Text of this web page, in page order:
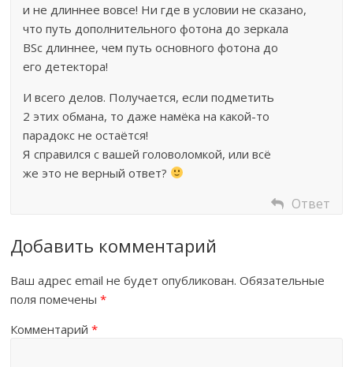
и не длиннее вовсе! Ни где в условии не сказано,
что путь дополнительного фотона до зеркала
BSc длиннее, чем путь основного фотона до
его детектора!
И всего делов. Получается, если подметить
2 этих обмана, то даже намёка на какой-то
парадокс не остаётся!
Я справился с вашей головоломкой, или всё
же это не верный ответ?
Ответ
Добавить комментарий
Ваш адрес email не будет опубликован. Обязательные
поля помечены*
Комментарий*